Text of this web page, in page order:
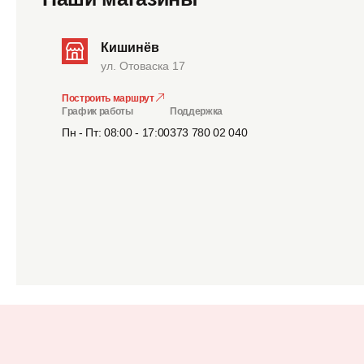
Кишинёв
ул. Отоваска 17
Построить маршрут
График работы
Пн - Пт: 08:00 - 17:00
Поддержка
373 780 02 040